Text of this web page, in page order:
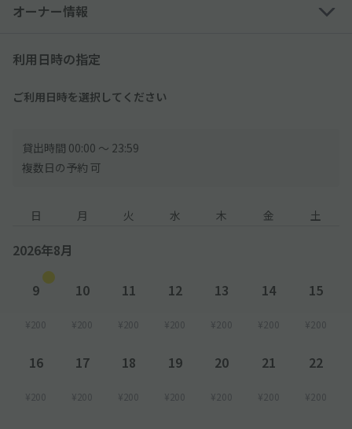
●車止めはございません。スペースそばにある壁などに接触しな
オーナー情報
利用日時の指定
ご利用日時を選択してください
貸出時間 00:00 〜 23:59
複数日の予約 可
日 月 火 水 木 金 土
2026年8月
9
¥200
10
¥200
11
¥200
12
¥200
13
¥200
14
¥200
15
¥200
16
¥200
17
¥200
18
¥200
19
¥200
20
¥200
21
¥200
22
¥200